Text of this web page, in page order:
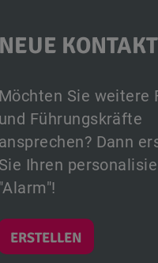
NEUE
Möchten Sie weitere
und Führungskräfte
ansprechen? Dann
Sie Ihren
"Alarm"!
ERSTELLEN